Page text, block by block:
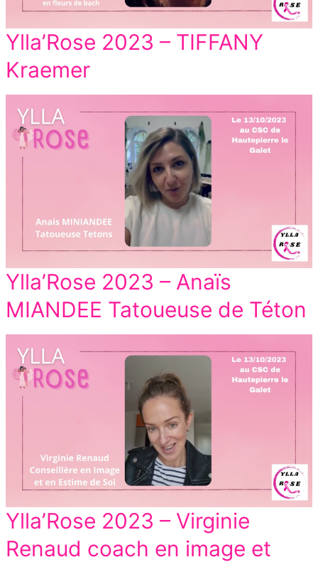
Ylla’Rose 2023 – TIFFANY
Kraemer
Ylla’Rose 2023 – Anaïs
MIANDEE Tatoueuse de Téton
Ylla’Rose 2023 – Virginie
Renaud coach en image et